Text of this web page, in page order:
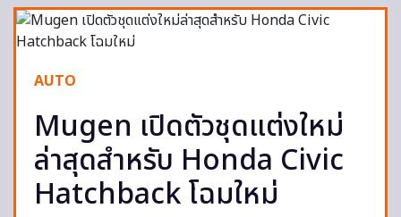
AUTO
Mugen เปิดตัวชุดแต่งใหม่
ล่าสุดสำหรับ Honda Civic
Hatchback โฉมใหม่